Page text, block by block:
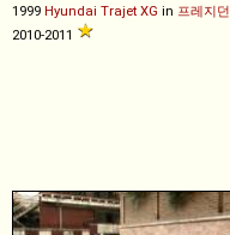
1999 Hyundai Trajet XG in 프레지
2010-2011